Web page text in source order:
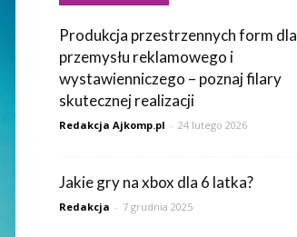
Produkcja przestrzennych form dla
przemysłu reklamowego i
wystawienniczego – poznaj filary
skutecznej realizacji
Redakcja Ajkomp.pl - 24 lutego 2026
Jakie gry na xbox dla 6 latka?
Redakcja - 7 grudnia 2025